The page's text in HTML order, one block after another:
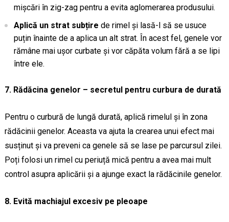
mișcări în zig-zag pentru a evita aglomerarea produsului.
Aplică un strat subțire de rimel și lasă-l să se usuce
puțin înainte de a aplica un alt strat. În acest fel, genele vor
rămâne mai ușor curbate și vor căpăta volum fără a se lipi
între ele.
7. Rădăcina genelor – secretul pentru curbura de durată
Pentru o curbură de lungă durată, aplică rimelul și în zona
rădăcinii genelor. Aceasta va ajuta la crearea unui efect mai
susținut și va preveni ca genele să se lase pe parcursul zilei.
Poți folosi un rimel cu periuță mică pentru a avea mai mult
control asupra aplicării și a ajunge exact la rădăcinile genelor.
8. Evită machiajul excesiv pe pleoape